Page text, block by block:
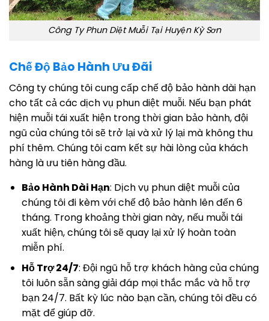
Công Ty Phun Diệt Muỗi Tại Huyện Kỳ Sơn
Chế Độ Bảo Hành Ưu Đãi
Công ty chúng tôi cung cấp chế độ bảo hành dài hạn
cho tất cả các dịch vụ phun diệt muỗi. Nếu bạn phát
hiện muỗi tái xuất hiện trong thời gian bảo hành, đội
ngũ của chúng tôi sẽ trở lại và xử lý lại mà không thu
phí thêm. Chúng tôi cam kết sự hài lòng của khách
hàng là ưu tiên hàng đầu.
Bảo Hành Dài Hạn: Dịch vụ phun diệt muỗi của
chúng tôi đi kèm với chế độ bảo hành lên đến 6
tháng. Trong khoảng thời gian này, nếu muỗi tái
xuất hiện, chúng tôi sẽ quay lại xử lý hoàn toàn
miễn phí.
Hỗ Trợ 24/7: Đội ngũ hỗ trợ khách hàng của chúng
tôi luôn sẵn sàng giải đáp mọi thắc mắc và hỗ trợ
bạn 24/7. Bất kỳ lúc nào bạn cần, chúng tôi đều có
mặt để giúp đỡ.